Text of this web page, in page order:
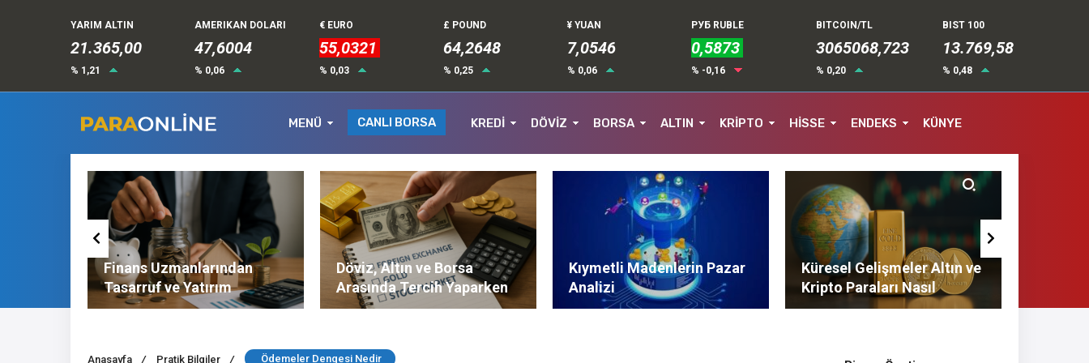
YARIM ALTIN
21.365,00
% 1,21
AMERIKAN DOLARI
47,6004
% 0,06
€ EURO
55,0321
% 0,03
£ POUND
64,2648
% 0,25
¥ YUAN
7,0546
% 0,06
РУБ RUBLE
0,5873
% -0,16
BITCOIN/TL
3065068,723
% 0,20
BIST 100
13.769,58
% 0,48
MENÜ CANLI BORSA KREDİ DÖVİZ BORSA ALTIN KRİPTO HİSSE ENDEKS KÜNYE
Finans Uzmanlarından
Tasarruf ve Yatırım
Tavsiyeleri
Döviz, Altın ve Borsa
Arasında Tercih Yaparken
Nelere Dikkat Edilmeli?
Kıymetli Madenlerin Pazar
Analizi
Küresel Gelişmeler Altın ve
Kripto Paraları Nasıl
Etkiliyor?
Anasayfa / Pratik Bilgiler / Ödemeler Dengesi Nedir